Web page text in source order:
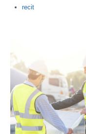
Author
recit